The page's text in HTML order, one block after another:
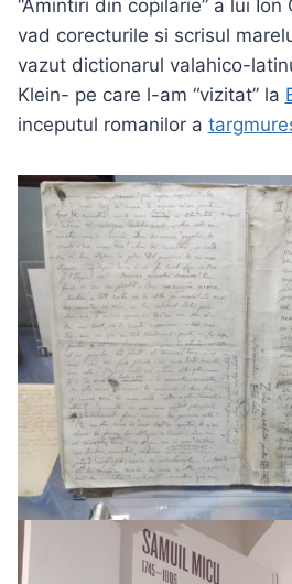
“Amintiri din copilarie” a lui
vad corecturile si scrisul
vazut dictionarul valahico-
Klein- pe care l-am “vizitat” la
inceputul romanilor a